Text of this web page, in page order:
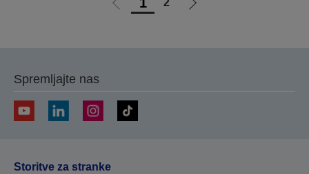
Pojdi
Pojdi
Spremljajte nas
Storitve za stranke